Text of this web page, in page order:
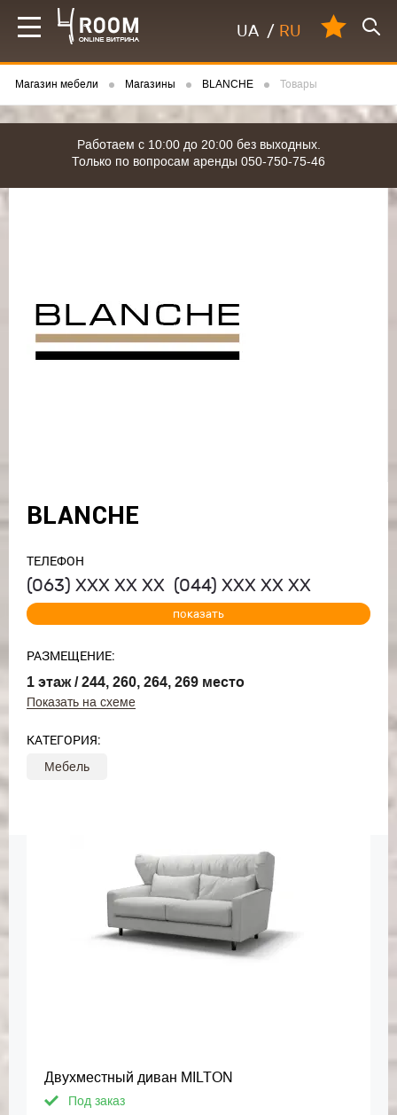
UA / RU
Магазин мебели Магазины BLANCHE Товары
Работаем с 10:00 до 20:00 без выходных.
Только по вопросам аренды 050-750-75-46
BLANCHE
ТЕЛЕФОН
(063) ХХХ ХХ ХХ (044) ХХХ ХХ ХХ
показать
РАЗМЕЩЕНИЕ:
1 этаж / 244, 260, 264, 269 место
Показать на схеме
КАТЕГОРИЯ:
Мебель
Двухместный диван MILTON
Под заказ